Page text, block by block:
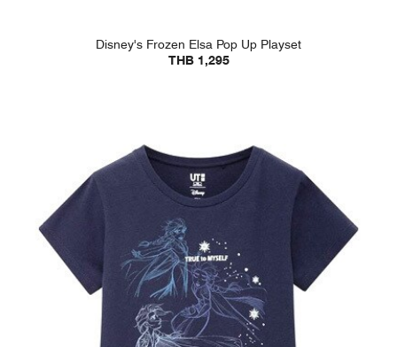
Disney's Frozen Elsa Pop Up Playset
THB 1,295